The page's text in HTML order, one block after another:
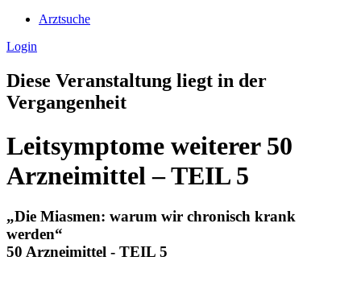
Arztsuche
Login
Diese Veranstaltung liegt in der
Vergangenheit
Leitsymptome weiterer 50
Arzneimittel – TEIL 5
„Die Miasmen: warum wir chronisch krank
werden“
50 Arzneimittel - TEIL 5